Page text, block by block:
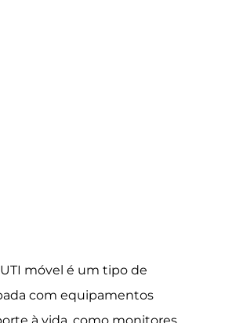
móvel é um tipo de
com equipamentos